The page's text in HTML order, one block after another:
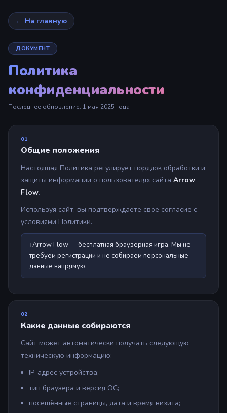
← На главную
ДОКУМЕНТ
Политика
конфиденциальности
Последнее обновление: 1 мая 2025 года
01
Общие положения
Настоящая Политика регулирует порядок обработки и
защиты информации о пользователях сайта Arrow
Flow.
Используя сайт, вы подтверждаете своё согласие с
условиями Политики.
ℹ️ Arrow Flow — бесплатная браузерная игра. Мы не
требуем регистрации и не собираем персональные
данные напрямую.
02
Какие данные собираются
Сайт может автоматически получать следующую
техническую информацию:
IP-адрес устройства;
тип браузера и версия ОС;
посещённые страницы, дата и время визита;